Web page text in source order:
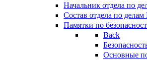
Начальник отдела по
Состав отдела по
Памятки по
Back
Основные